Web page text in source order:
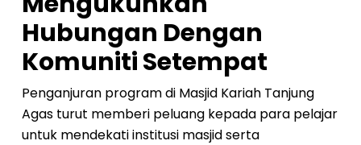
Hubungan Dengan
Komuniti Setempat
Penganjuran program di Masjid Kariah Tanjung
Agas turut memberi peluang kepada para pelajar
untuk mendekati institusi masjid serta